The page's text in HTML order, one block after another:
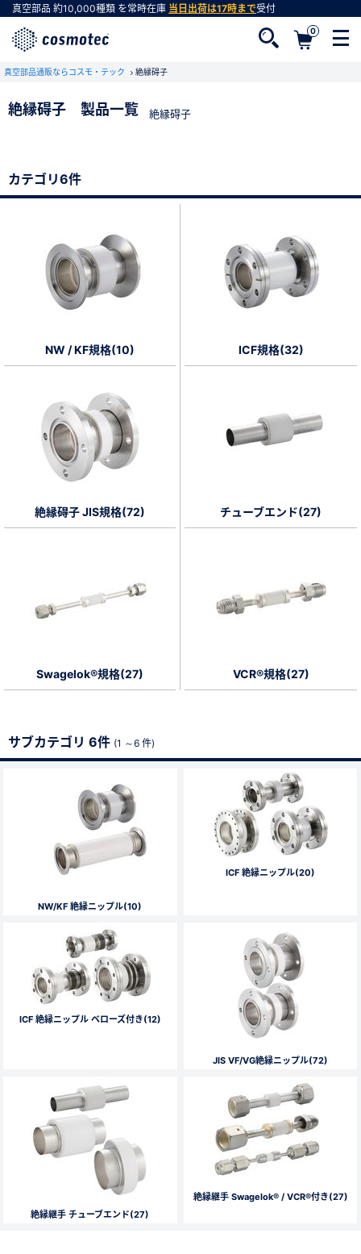
真空部品 約10,000種類 を常時在庫 当日出荷は17時まで受付
0
真空部品通販ならコスモ・テック 絶縁碍子
絶縁碍子 製品一覧 絶縁碍子
カテゴリ6件
NW / KF規格(10) ICF規格(32)
絶縁碍子 JIS規格(72) チューブエンド(27)
Swagelok®規格(27) VCR®規格(27)
サブカテゴリ 6件 (1 ～6 件)
NW/KF 絶縁ニップル(10)
ICF 絶縁ニップル(20)
ICF 絶縁ニップル ベローズ付き(12)
JIS VF/VG絶縁ニップル(72)
絶縁継手 チューブエンド(27)
絶縁継手 Swagelok® / VCR®付き(27)
新規会員登録（無料）
※新規会員登録をお申し込み頂いてから本登録となるまで、数日間かかる場合
があります。また当社の判断によりお断りする場合があります。
※メールアドレスを忘れた方は、
よりお問い合わせくださ
い